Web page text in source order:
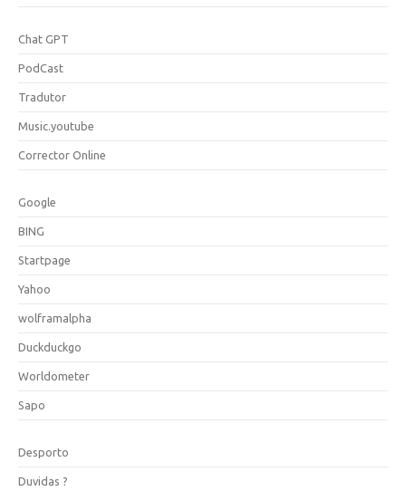
Chat GPT
PodCast
Tradutor
Music.youtube
Corrector Online
Google
BING
Startpage
Yahoo
wolframalpha
Duckduckgo
Worldometer
Sapo
Desporto
Duvidas ?